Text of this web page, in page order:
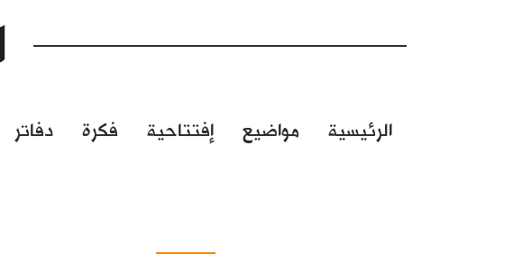
الرئيسية مواضيع إفتتاحية فكرة دفاتر